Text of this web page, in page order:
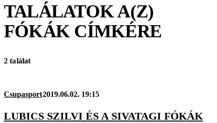
TALÁLATOK A(Z)
FÓKÁKCÍMKÉRE
2 találat
Csupasport2019.06.02. 19:15
LUBICS SZILVI ÉS A SIVATAGI FÓKÁK